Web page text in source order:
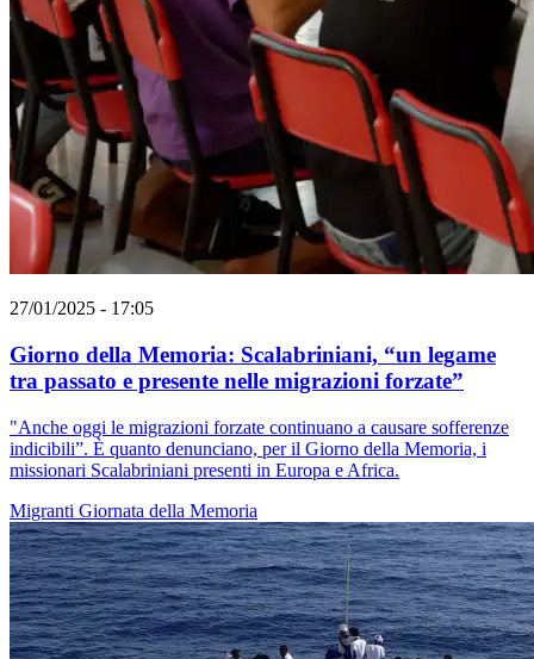
27/01/2025 - 17:05
Giorno della Memoria: Scalabriniani, “un legame
tra passato e presente nelle migrazioni forzate”
"Anche oggi le migrazioni forzate continuano a causare sofferenze
indicibili”. È quanto denunciano, per il Giorno della Memoria, i
missionari Scalabriniani presenti in Europa e Africa.
Migranti Giornata della Memoria